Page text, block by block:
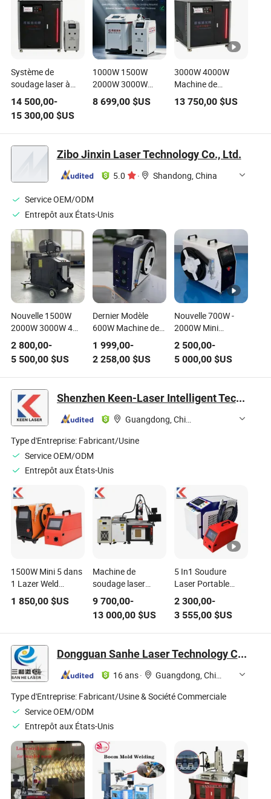
Système de
soudage laser à
fibre pour la
fabrication
métallique en
chantier naval avec
alimentation de fil
14 500,00-
15 300,00 $US
1000W 1500W
2000W 3000W
Machine de
soudage au laser à
métal fer acier
aluminium à prix
d'usine
8 699,00$US
3000W 4000W
Machine de
soudage laser pour
usage industriel à
13 750,00$US
Zibo Jinxin Laser Technology Co., Ltd.
5.0 · Shandong, China
Service OEM/ODM
Entrepôt aux États-Unis
Nouvelle 1500W
2000W 3000W 4
dans 1 Machine de
soudage laser à
fibre intégrée avec
refroidissement à
eau pour acier
inoxydable portable
sur chariot pour
soudage de l'acier
au carbone
2 800,00-
5 500,00 $US
Dernier Modèle
600W Machine de
Soudage Laser à
Point Portable Qcw
Mini Fibre de
Refroidissement Air
Manuel &
Découpeur pour
Feuilles Métalliques
Acier Inoxydable
1 999,00-
2 258,00$US
Nouvelle 700W -
2000W Mini
Machine de
Soudage au Laser
à Fibres Portative
et Amicale 4 dans 1
Nettoyage et de
Petit pour Métal
2 500,00-
5 000,00$US
Shenzhen Keen-Laser Intelligent Technology Co., Ltd
Guangdong, China
Type d'Entreprise: Fabricant/Usine
Service OEM/ODM
Entrepôt aux États-Unis
1500W Mini 5 dans
1 Lazer Weld
Weaver Soudeur
pour Métal Acier
Longitudinal
Poutre de Batterie
Portable Manuel
Machine de
Nettoyage de
Soudage au Laser
Fibres
1 850,00 $US
Machine de
soudage laser
automatique CNC à
haute fréquence de
productivité,
grande surface de
économique, en
métal, acier
inoxydable,
aluminium 3-Aixs
9 700,00-
13 000,00$US
5 In1 Soudure
Laser Portable
2000W 3000W
Robot Batterie
Aluminium Métal
Acier Inoxydable
Moule Soudage
Machine Laser
2 300,00-
3 555,00$US
Dongguan Sanhe Laser Technology Co., Ltd
16 ans·
Guangdong, China
Type d'Entreprise: Fabricant/Usine & Société Commerciale
Service OEM/ODM
Entrepôt aux États-Unis